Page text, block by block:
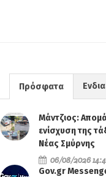
Πρόσφατα
Μάντζιος:
ενίσχυση της
Νέας Σμύρνης
06/08/2026
Gov.gr